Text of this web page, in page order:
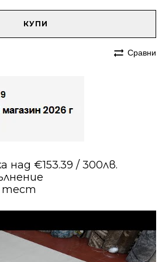
КУПИ
Сравни
над €153.39 / 300лв.
тест